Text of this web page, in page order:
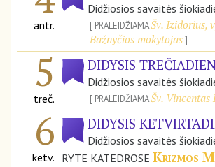
antr.
Didžiosios savaitės
PRALEIDŽIAMAŠv. Izidorius,
Bažnyčios mokytojas
5
treč.
DIDYSIS
Didžiosios savaitės
PRALEIDŽIAMAŠv. Vincentas
6
ketv.
DIDYSIS
Didžiosios savaitės
RYTE KATEDROSE Krizmos